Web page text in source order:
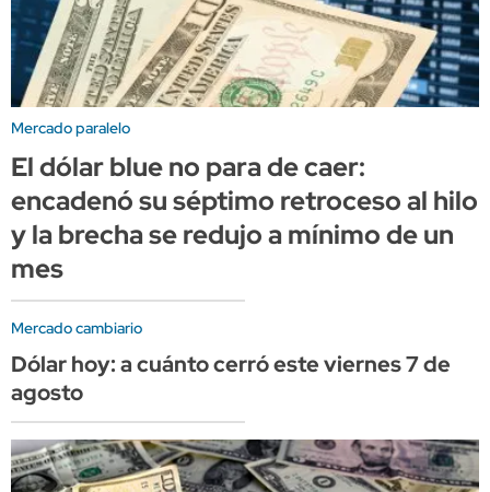
Mercado paralelo
El dólar blue no para de caer:
encadenó su séptimo retroceso al hilo
y la brecha se redujo a mínimo de un
mes
Mercado cambiario
Dólar hoy: a cuánto cerró este viernes 7 de
agosto